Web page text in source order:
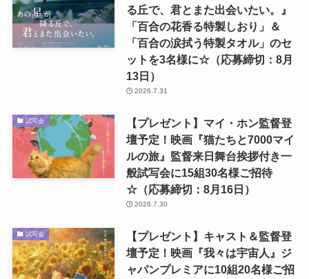
る丘で、君とまた出会いたい。』
「百合の花香る特製しおり」＆
「百合の涙拭う特製タオル」のセ
ットを3名様に☆（応募締切：8月
13日）
2026.7.31
試写会
【プレゼント】マイ・ホン監督登
壇予定！映画『猫たちと7000マイ
ルの旅』監督来日舞台挨拶付き一
般試写会に15組30名様ご招待
☆（応募締切：8月16日）
2026.7.30
試写会
【プレゼント】キャスト＆監督登
壇予定！映画『我々は宇宙人』ジ
ャパンプレミアに10組20名様ご招